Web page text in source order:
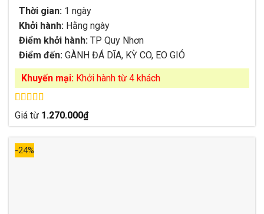
Thời gian: 1 ngày
Khởi hành: Hằng ngày
Điểm khởi hành: TP Quy Nhơn
Điểm đến: GÀNH ĐÁ DĨA, KỲ CO, EO GIÓ
Khuyến mại:Khởi hành từ 4 khách
Được xếp
hạng4.805
sao
Giá từ 1.270.000₫
-24%